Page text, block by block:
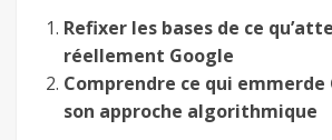
Refixer les bases de ce
réellement Google
Comprendre ce qui emmerde
son approche algorithmique